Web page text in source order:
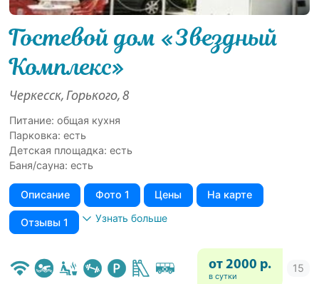
Гостевой дом «Звездный
Комплекс»
Черкесск, Горького, 8
Питание: общая кухня
Парковка: есть
Детская площадка: есть
Баня/сауна: есть
Описание Фото 1 Цены На карте
Отзывы 1 Узнать больше
от 2000 р.
в сутки